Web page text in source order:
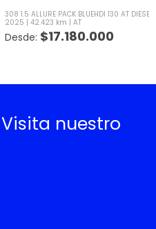
308 1.5 ALLURE PACK BLUEHDI 130 AT DIESEL
2025
42.423 km AT
$17.180.000
Visita nuestro